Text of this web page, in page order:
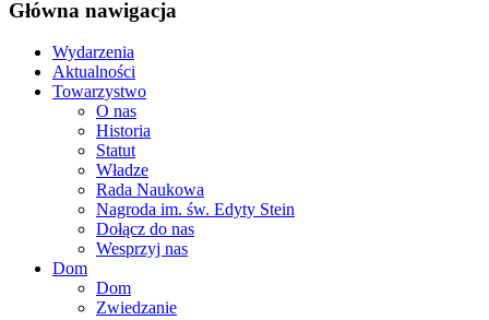
Główna nawigacja
Wydarzenia
Aktualności
Towarzystwo
O nas
Historia
Statut
Władze
Rada Naukowa
Nagroda im. św. Edyty Stein
Dołącz do nas
Wesprzyj nas
Dom
Dom
Zwiedzanie